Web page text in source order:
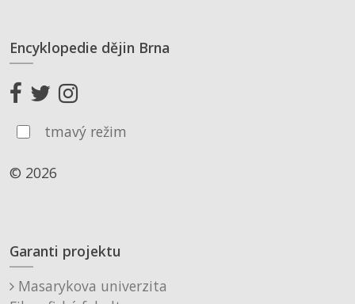
Encyklopedie dějin Brna
tmavý režim
© 2026
Garanti projektu
Masarykova univerzita